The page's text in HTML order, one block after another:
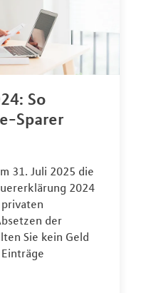
So
Sparer
31. Juli 2025 die
2024
der
Sie kein Geld